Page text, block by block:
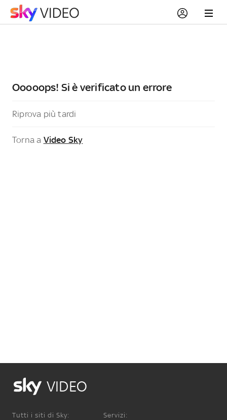
Ooooops! Si è verificato un errore
Riprova più tardi
Torna a Video Sky
VIDEO
Tutti i siti di Sky: Servizi: